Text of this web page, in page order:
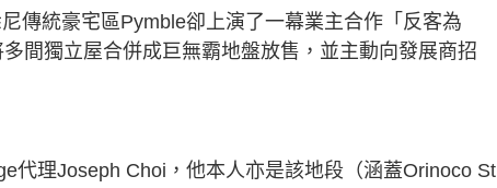
傳統豪宅區Pymble卻上演了一幕業主合作「反客為
間獨立屋合併成巨無霸地盤放售，並主動向發展商招
代理Joseph Choi，他本人亦是該地段（涵蓋Orinoco St